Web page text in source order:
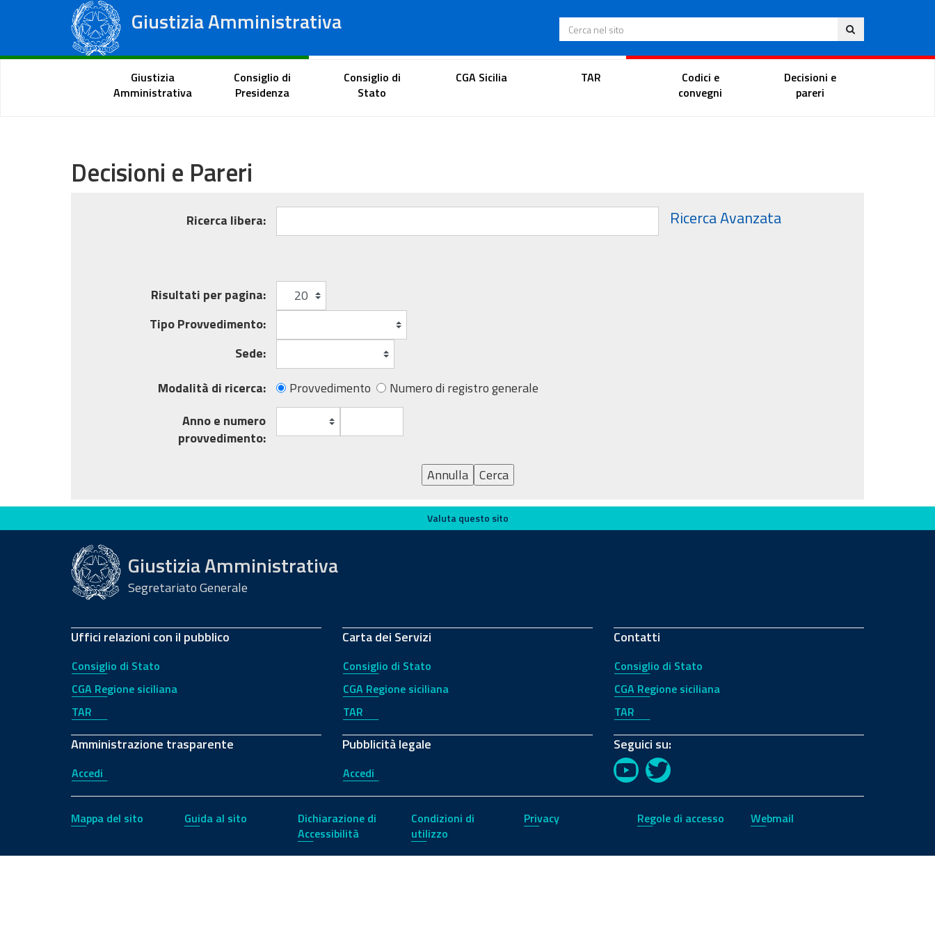
Giustizia Amministrativa
Tribunali Amministrativi Regionali
Ita
Cerca nel sito
Portale del cittadino Portale dell'avvocato Portale del magistrato
Giustizia
Amministrativa
Consiglio di
Presidenza
Consiglio di
Stato
CGA Sicilia TAR
Codici e
convegni
Decisioni e
pareri
Decisioni e Pareri
Ricerca libera: Ricerca Avanzata
Risultati per pagina:
Tipo Provvedimento:
Sede:
Modalità di ricerca:
Provvedimento
Numero di registro generale
Anno e numero
provvedimento:
Annulla
Cerca
Valuta questo sito Valuta questo sito
Giustizia Amministrativa
Segretariato Generale
Uffici relazioni con il pubblico
Consiglio di Stato
CGA Regione siciliana
TAR
Amministrazione trasparente
Accedi
Carta dei Servizi
Consiglio di Stato
CGA Regione siciliana
TAR
Pubblicità legale
Accedi
Contatti
Consiglio di Stato
CGA Regione siciliana
TAR
Seguici su:
YouTubeTwitter
Mappa del sito Guida al sito
Dichiarazione di
Accessibilità
Condizioni di
utilizzo
Privacy Regole di accesso Webmail